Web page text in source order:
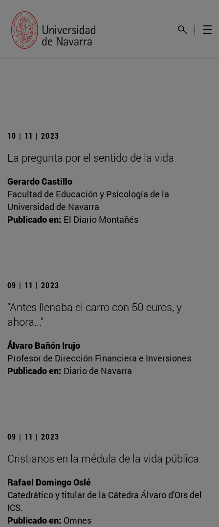
10 | 11 | 2023
La pregunta por el sentido de la vida
Gerardo Castillo
Facultad de Educación y Psicología de la
Universidad de Navarra
Publicado en: El Diario Montañés
09 | 11 | 2023
"Antes llenaba el carro con 50 euros, y
ahora..."
Álvaro Bañón Irujo
Profesor de Dirección Financiera e Inversiones
Publicado en: Diario de Navarra
09 | 11 | 2023
Cristianos en la médula de la vida pública
Rafael Domingo Oslé
Catedrático y titular de la Cátedra Álvaro d'Ors del
ICS.
Publicado en: Omnes